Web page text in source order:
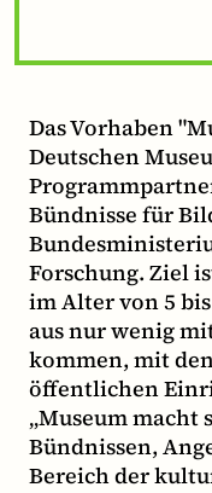
Das Vorhaben
Deutschen
Bündnisse für
Forschung. Ziel
im Alter von 5
aus nur wenig
kommen, mit
öffentlichen
„Museum
Bündnissen,
Bereich der